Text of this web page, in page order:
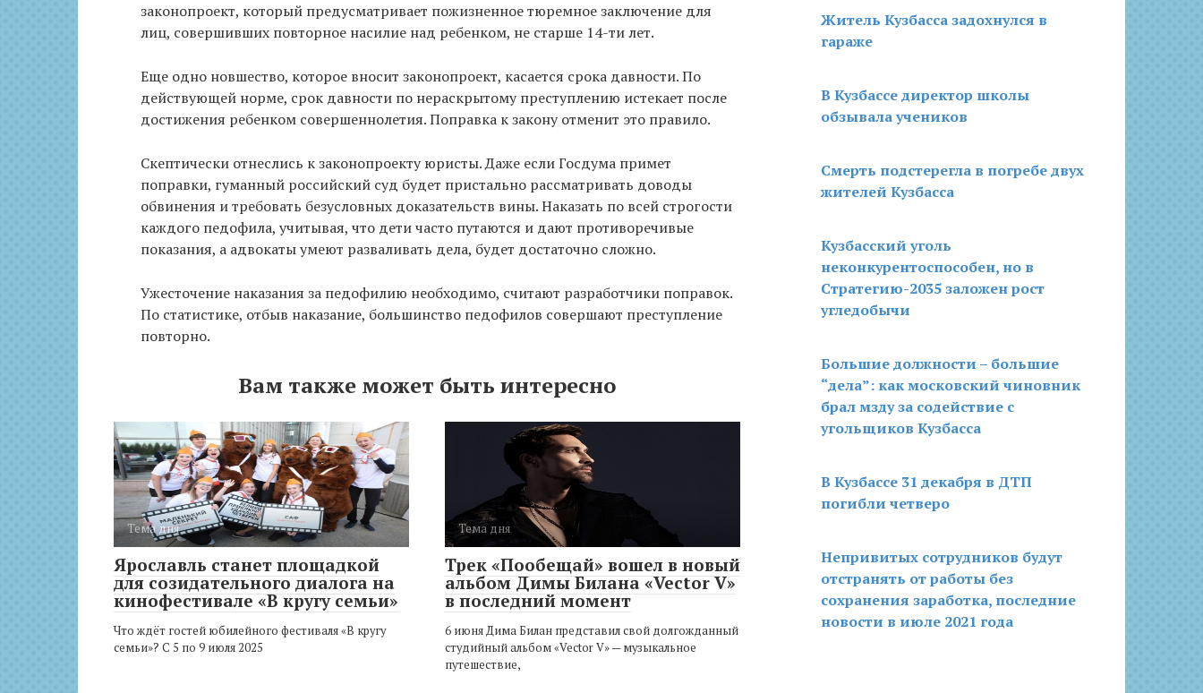
законопроект, который предусматривает пожизненное тюремное заключение для
лиц, совершивших повторное насилие над ребенком, не старше 14-ти лет.
Еще одно новшество, которое вносит законопроект, касается срока давности. По
действующей норме, срок давности по нераскрытому преступлению истекает после
достижения ребенком совершеннолетия. Поправка к закону отменит это правило.
Скептически отнеслись к законопроекту юристы. Даже если Госдума примет
поправки, гуманный российский суд будет пристально рассматривать доводы
обвинения и требовать безусловных доказательств вины. Наказать по всей строгости
каждого педофила, учитывая, что дети часто путаются и дают противоречивые
показания, а адвокаты умеют разваливать дела, будет достаточно сложно.
Ужесточение наказания за педофилию необходимо, считают разработчики поправок.
По статистике, отбыв наказание, большинство педофилов совершают преступление
повторно.
Вам также может быть интересно
Тема дня
Ярославль станет площадкой
для созидательного диалога на
кинофестивале «В кругу семьи»
Что ждёт гостей юбилейного фестиваля «В кругу
семьи»? С 5 по 9 июля 2025
Тема дня
Трек «Пообещай» вошел в новый
альбом Димы Билана «Vector V»
в последний момент
6 июня Дима Билан представил свой долгожданный
студийный альбом «Vector V» — музыкальное
путешествие,
Житель Кузбасса задохнулся в
гараже
В Кузбассе директор школы
обзывала учеников
Смерть подстерегла в погребе двух
жителей Кузбасса
Кузбасский уголь
неконкурентоспособен, но в
Стратегию-2035 заложен рост
угледобычи
Большие должности – большие
“дела”: как московский чиновник
брал мзду за содействие с
угольщиков Кузбасса
В Кузбассе 31 декабря в ДТП
погибли четверо
Непривитых сотрудников будут
отстранять от работы без
сохранения заработка, последние
новости в июле 2021 года